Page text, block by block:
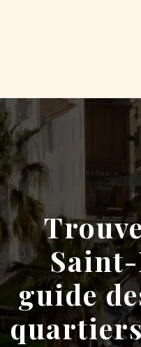
guide